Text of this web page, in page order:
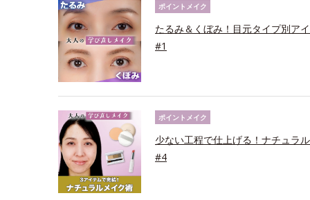
ポイントメイク
たるみ＆くぼみ！目元タイプ別ア
#1
ポイントメイク
少ない工程で仕上げる！ナチュラ
#4